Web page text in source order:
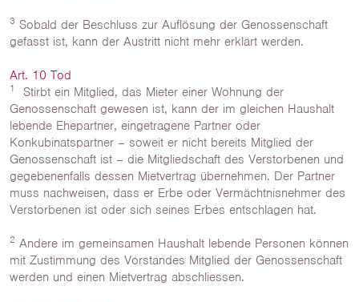
3 Sobald der Beschluss zur Auflösung der Genossenschaft
gefasst ist, kann der Austritt nicht mehr erklärt werden.
Art. 10 Tod
1
Stirbt ein Mitglied, das Mieter einer Wohnung der
Genossenschaft gewesen ist, kann der im gleichen Haushalt
lebende Ehepartner, eingetragene Partner oder
Konkubinatspartner – soweit er nicht bereits Mitglied der
Genossenschaft ist – die Mitgliedschaft des Verstorbenen und
gegebenenfalls dessen Mietvertrag übernehmen. Der Partner
muss nachweisen, dass er Erbe oder Vermächtnisnehmer des
Verstorbenen ist oder sich seines Erbes entschlagen hat.
2 Andere im gemeinsamen Haushalt lebende Personen können
mit Zustimmung des Vorstandes Mitglied der Genossenschaft
werden und einen Mietvertrag abschliessen.